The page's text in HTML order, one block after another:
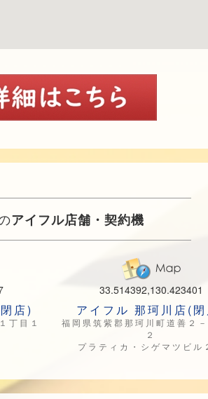
アイフル店舗・契約機
店)
丁目１
33.514392,130.423401
アイフル 那珂川店(
福岡県筑紫郡那珂川町道善２
２
プラティカ・シゲマツビル